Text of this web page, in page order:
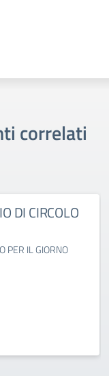
correlati
DI CIRCOLO
PER IL GIORNO